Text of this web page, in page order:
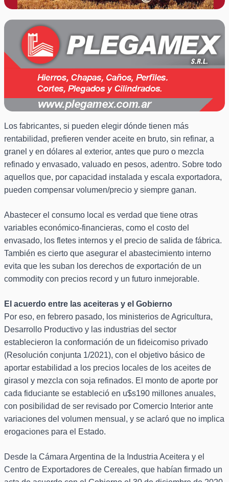
Los fabricantes, si pueden elegir dónde tienen más
rentabilidad, prefieren vender aceite en bruto, sin refinar, a
granel y en dólares al exterior, antes que puro o mezcla
refinado y envasado, valuado en pesos, adentro. Sobre todo
aquellos que, por capacidad instalada y escala exportadora,
pueden compensar volumen/precio y siempre ganan.
Abastecer el consumo local es verdad que tiene otras
variables económico-financieras, como el costo del
envasado, los fletes internos y el precio de salida de fábrica.
También es cierto que asegurar el abastecimiento interno
evita que les suban los derechos de exportación de un
commodity con precios record y un futuro inmejorable.
El acuerdo entre las aceiteras y el Gobierno
Por eso, en febrero pasado, los ministerios de Agricultura,
Desarrollo Productivo y las industrias del sector
establecieron la conformación de un fideicomiso privado
(Resolución conjunta 1/2021), con el objetivo básico de
aportar estabilidad a los precios locales de los aceites de
girasol y mezcla con soja refinados. El monto de aporte por
cada fiduciante se estableció en u$s190 millones anuales,
con posibilidad de ser revisado por Comercio Interior ante
variaciones del volumen mensual, y se aclaró que no implica
erogaciones para el Estado.
Desde la Cámara Argentina de la Industria Aceitera y el
Centro de Exportadores de Cereales, que habían firmado un